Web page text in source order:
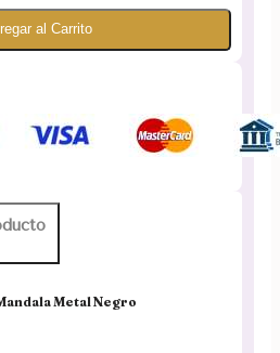
al Carrito
Metal Negro